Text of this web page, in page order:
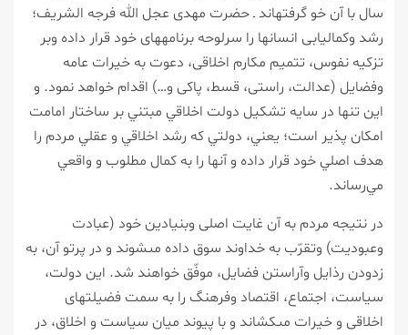
سال با آن خو گرفته‏اند ـ حضرت مهدى عجل الله فرجه الشريف؛
رشد وكمال‏يابى انسان‏ها را سرلوحه برنامه‏هاى خود قرار داده وبر
تزكيه نفوس، تتميم مكارم اخلاقى، دعوت به خيرات عامه
وفضايل (عدالت، راستى، قسط، پاكى و…) اقدام خواهد نمود. و
اين تنها در سايه تشكيل دولت اخلاقي مبتني بر ساختار امامت
امكان پذير است؛ يعني، دولتي كه رشد اخلاقي و عقلي مردم را
هدف اصلي خود قرار داده و آنها را به كمال مطلوب و واقعي
مي‌رساند.
در نتيجه مردم به آن غايت اصلى وبنيادين خود (عبادت
وعبوديت) وتقرّب به خداوند سوق داده مى‏شوند و در پرتو آن، به
زدودن رذايل وآراستن فضايل، موفّق خواهند شد. اين دولت،
سياست، اجتماع، اقتصاد وفرهنگ را به سمت فضيلت‏هاى
اخلاقى و خيرات مى‏كشاند و با پيوند ميان سياست و اخلاق، در